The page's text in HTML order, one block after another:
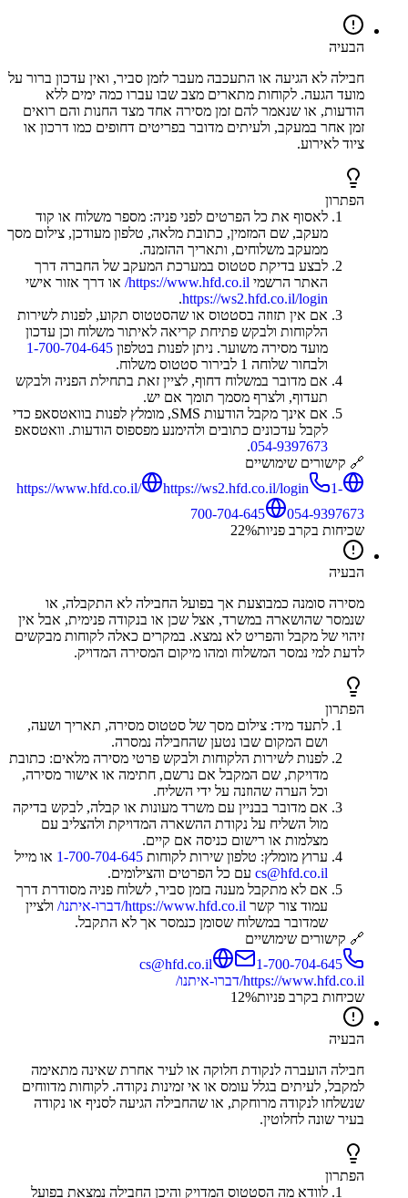
הבעיה
חבילה לא הגיעה או התעכבה מעבר לזמן סביר, ואין עדכון ברור על
מועד הגעה. לקוחות מתארים מצב שבו עברו כמה ימים ללא
הודעות, או שנאמר להם זמן מסירה אחד מצד החנות והם רואים
זמן אחר במעקב, ולעיתים מדובר בפריטים דחופים כמו דרכון או
ציוד לאירוע.
הפתרון
לאסוף את כל הפרטים לפני פניה: מספר משלוח או קוד
מעקב, שם המזמין, כתובת מלאה, טלפון מעודכן, צילום מסך
ממעקב משלוחים, ותאריך ההזמנה.
לבצע בדיקת סטטוס במערכת המעקב של החברה דרך
האתר הרשמי https://www.hfd.co.il/ או דרך אזור אישי
https://ws2.hfd.co.il/login
.
אם אין תזוזה בסטטוס או שהסטטוס תקוע, לפנות לשירות
הלקוחות ולבקש פתיחת קריאה לאיתור משלוח וכן עדכון
מועד מסירה משוער. ניתן לפנות בטלפון 1-700-704-645
ולבחור שלוחה 1 לבירור סטטוס משלוח.
אם מדובר במשלוח דחוף, לציין זאת בתחילת הפניה ולבקש
תעדוף, ולצרף מסמך תומך אם יש.
אם אינך מקבל הודעות SMS, מומלץ לפנות בוואטסאפ כדי
לקבל עדכונים כתובים ולהימנע מפספוס הודעות. וואטסאפ
054-9397673
.
🔗 קישורים שימושיים
https://www.hfd.co.il/
https://ws2.hfd.co.il/login
1-
700-704-645
054-9397673
שכיחות בקרב פניות
22%
הבעיה
מסירה סומנה כמבוצעת אך בפועל החבילה לא התקבלה, או
שנמסר שהושארה במשרד, אצל שכן או בנקודה פנימית, אבל אין
זיהוי של מקבל והפריט לא נמצא. במקרים כאלה לקוחות מבקשים
לדעת למי נמסר המשלוח ומהו מיקום המסירה המדויק.
הפתרון
לתעד מיד: צילום מסך של סטטוס מסירה, תאריך ושעה,
ושם המקום שבו נטען שהחבילה נמסרה.
לפנות לשירות הלקוחות ולבקש פרטי מסירה מלאים: כתובת
מדויקת, שם המקבל אם נרשם, חתימה או אישור מסירה,
וכל הערה שהוזנה על ידי השליח.
אם מדובר בבניין עם משרד מעונות או קבלה, לבקש בדיקה
מול השליח על נקודת ההשארה המדויקת ולהצליב עם
מצלמות או רישום כניסה אם קיים.
ערוץ מומלץ: טלפון שירות לקוחות 1-700-704-645 או מייל
cs@hfd.co.il עם כל הפרטים והצילומים.
אם לא מתקבל מענה בזמן סביר, לשלוח פניה מסודרת דרך
עמוד צור קשר https://www.hfd.co.il/דברו-איתנו/
ולציין
שמדובר במשלוח שסומן כנמסר אך לא התקבל.
🔗 קישורים שימושיים
1-700-704-645
cs@hfd.co.il
https://www.hfd.co.il/דברו-איתנו/
שכיחות בקרב פניות
12%
הבעיה
חבילה הועברה לנקודת חלוקה או לעיר אחרת שאינה מתאימה
למקבל, לעיתים בגלל עומס או אי זמינות נקודה. לקוחות מדווחים
שנשלחו לנקודה מרוחקת, או שהחבילה הגיעה לסניף או נקודה
בעיר שונה לחלוטין.
הפתרון
לוודא מה הסטטוס המדויק והיכן החבילה נמצאת בפועל